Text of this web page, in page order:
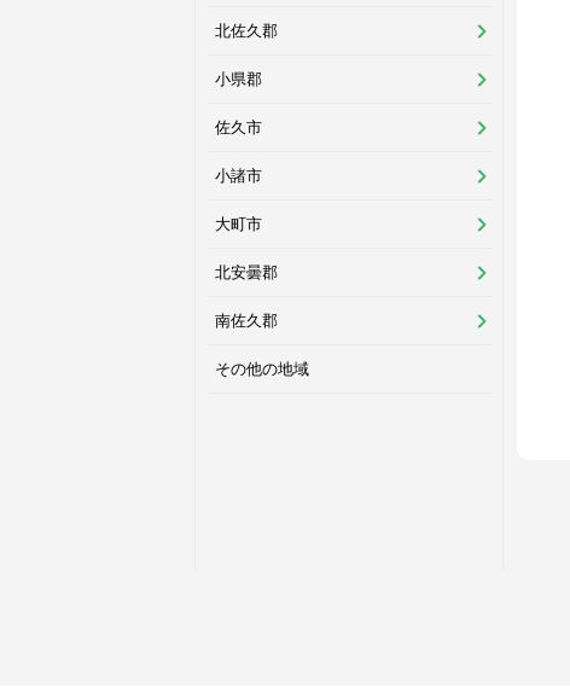
北佐久郡
小県郡
佐久市
小諸市
大町市
北安曇郡
南佐久郡
その他の地域